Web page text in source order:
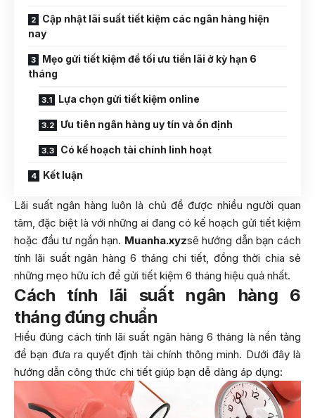
Cập nhật lãi suất tiết kiệm các ngân hàng hiện
nay
Mẹo gửi tiết kiệm để tối ưu tiền lãi ở kỳ hạn 6
tháng
Lựa chọn gửi tiết kiệm online
Ưu tiên ngân hàng uy tín và ổn định
Có kế hoạch tài chính linh hoạt
Kết luận
Lãi suất ngân hàng luôn là chủ đề được nhiều người quan
tâm, đặc biệt là với những ai đang có kế hoạch gửi tiết kiệm
hoặc đầu tư ngắn hạn. Muanha.xyzsẽ hướng dẫn bạn cách
tính lãi suất ngân hàng 6 tháng chi tiết, đồng thời chia sẻ
những mẹo hữu ích để gửi tiết kiệm 6 tháng hiệu quả nhất.
Cách tính lãi suất ngân hàng 6
tháng đúng chuẩn
Hiểu đúng cách tính lãi suất ngân hàng 6 tháng là nền tảng
để bạn đưa ra quyết định tài chính thông minh. Dưới đây là
hướng dẫn công thức chi tiết giúp bạn dễ dàng áp dụng: